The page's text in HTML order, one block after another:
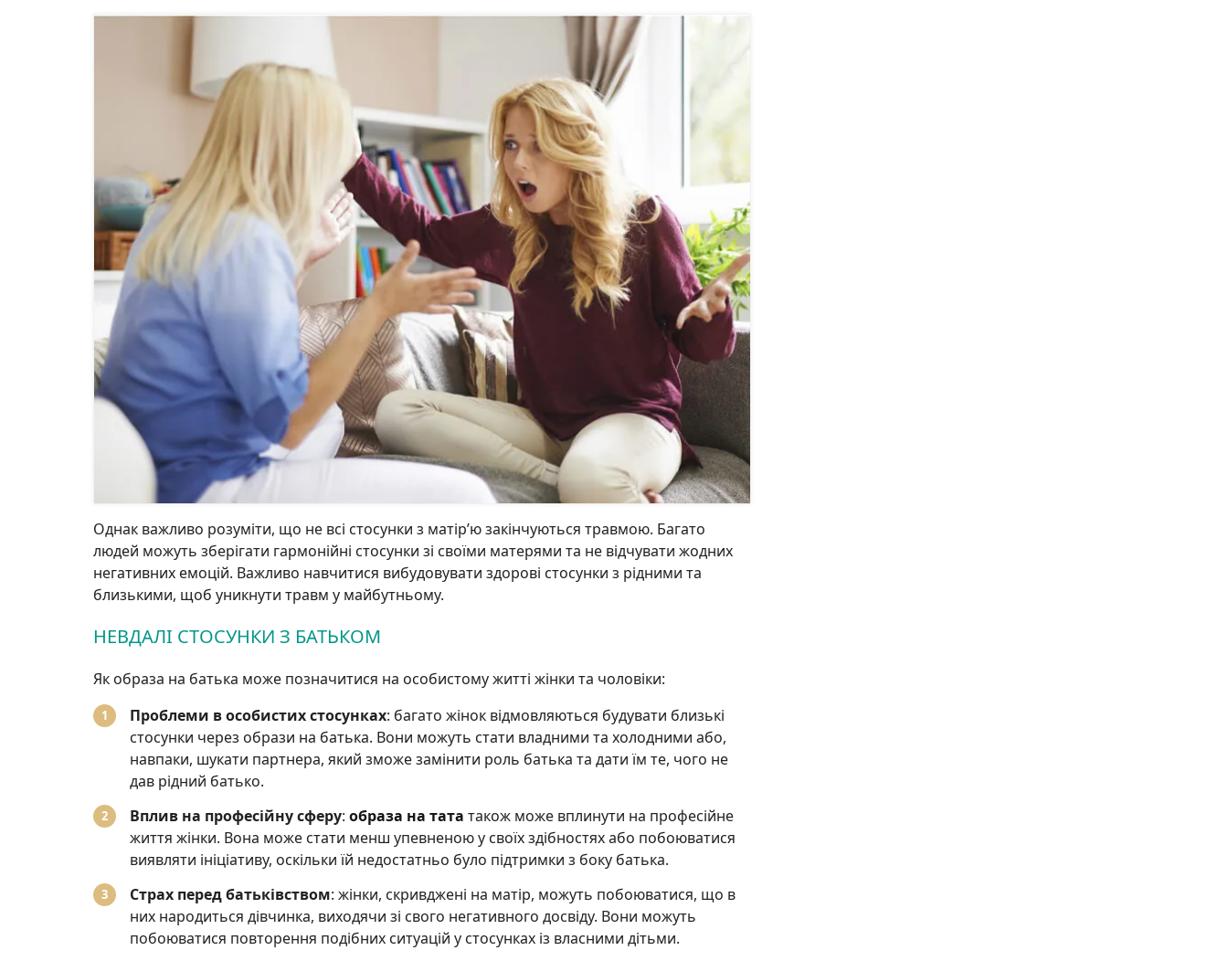
Однак важливо розуміти, що не всі стосунки з матір’ю закінчуються травмою. Багато
людей можуть зберігати гармонійні стосунки зі своїми матерями та не відчувати жодних
негативних емоцій. Важливо навчитися вибудовувати здорові стосунки з рідними та
близькими, щоб уникнути травм у майбутньому.
НЕВДАЛІ СТОСУНКИ З БАТЬКОМ
Як образа на батька може позначитися на особистому житті жінки та чоловіки:
Проблеми в особистих стосунках: багато жінок відмовляються будувати близькі
стосунки через образи на батька. Вони можуть стати владними та холодними або,
навпаки, шукати партнера, який зможе замінити роль батька та дати їм те, чого не
дав рідний батько.
Вплив на професійну сферу: образа на тата також може вплинути на професійне
життя жінки. Вона може стати менш упевненою у своїх здібностях або побоюватися
виявляти ініціативу, оскільки їй недостатньо було підтримки з боку батька.
Страх перед батьківством: жінки, скривджені на матір, можуть побоюватися, що в
них народиться дівчинка, виходячи зі свого негативного досвіду. Вони можуть
побоюватися повторення подібних ситуацій у стосунках із власними дітьми.